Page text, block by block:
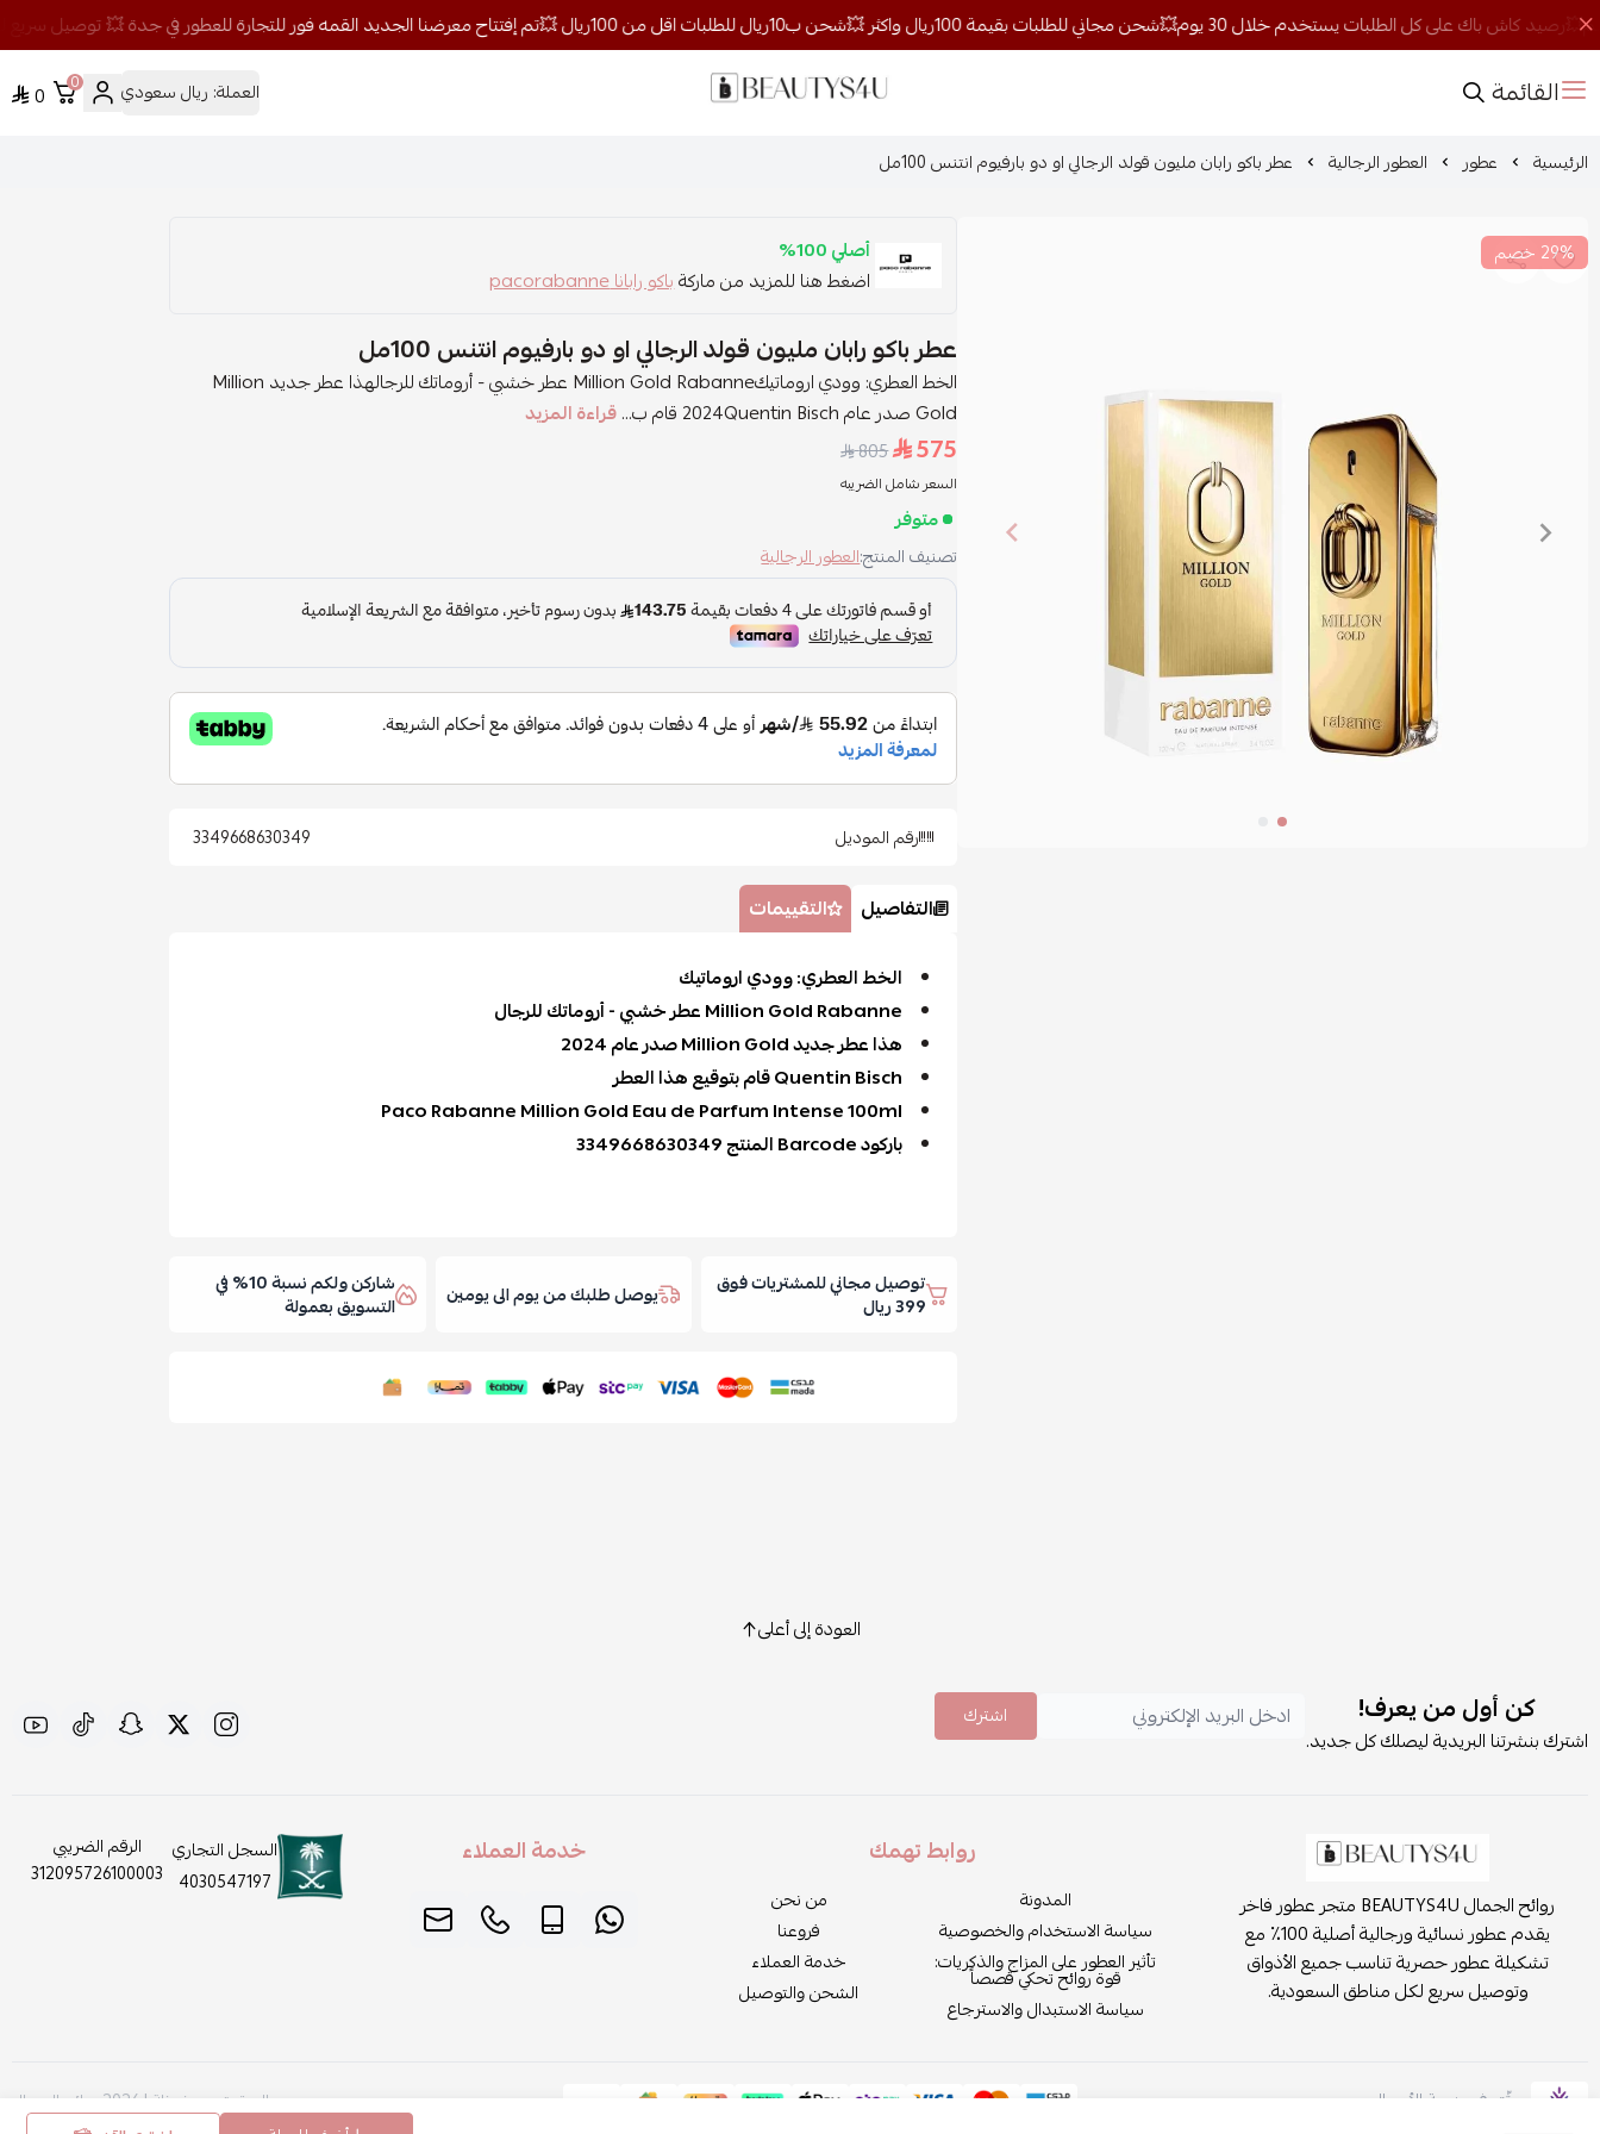
القائمة روائح الجمال العملة: ريال سعودي 0
0
الرئيسية عطور العطور الرجالية عطر باكو رابان مليون قولد الرجالي او دو بارفيوم انتنس 100مل
29% خصم
أصلي 100%
اضغط هنا للمزيد من ماركةباكو رابانا pacorabanne
عطر باكو رابان مليون قولد الرجالي او دو بارفيوم انتنس 100مل
الخط العطري: وودي اروماتيكMillion Gold Rabanne عطر خشبي - أروماتك للرجالهذا عطر جديد Million
Gold صدر عام 2024Quentin Bisch قام ب...
قراءة المزيد
575
805
السعر شامل الضريبه
متوفر
تصنيف المنتج:العطور الرجالية
رقم الموديل 3349668630349
التفاصيل التقييمات
الخط العطري: وودي اروماتيك
Million Gold Rabanne عطر خشبي - أروماتك للرجال
هذا عطر جديد Million Gold صدر عام 2024
Quentin Bisch قام بتوقيع هذا العطر
Paco Rabanne Million Gold Eau de Parfum Intense 100ml
باركود Barcode المنتج 3349668630349
توصيل مجاني للمشتريات فوق
399 ريال يوصل طلبك من يوم الى يومين شاركن ولكم نسبة 10% في
التسويق بعمولة
العودة إلى أعلى
كن أول من يعرف!
اشترك بنشرتنا البريدية ليصلك كل جديد.
اشترك
روائح الجمال BEAUTYS4U متجر عطور فاخر
يقدم عطور نسائية ورجالية أصلية 100٪ مع
تشكيلة عطور حصرية تناسب جميع الأذواق
وتوصيل سريع لكل مناطق السعودية.
روابط تهمك
المدونة
سياسة الاستخدام والخصوصية
تأثير العطور على المزاج والذكريات:
قوة روائح تحكي قصصاً
سياسة الاستبدال والاسترجاع
من نحن
فروعنا
خدمة العملاء
الشحن والتوصيل
خدمة العملاء
السجل التجاري
4030547197
الرقم الضريبي
312095726100003
موثّق في منصة الأعمال الحقوق محفوظة | 2026 روائح الجمال